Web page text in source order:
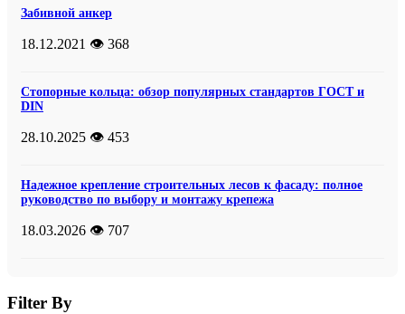
Забивной анкер
18.12.2021 👁️ 368
Стопорные кольца: обзор популярных стандартов ГОСТ и
DIN
28.10.2025 👁️ 453
Надежное крепление строительных лесов к фасаду: полное
руководство по выбору и монтажу крепежа
18.03.2026 👁️ 707
Filter By